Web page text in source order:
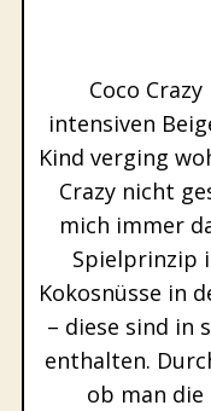
Coco
intensiven
Kind verging
Crazy nicht
mich immer
Spielprinzip
Kokosnüsse in
– diese sind in
enthalten.
ob man die